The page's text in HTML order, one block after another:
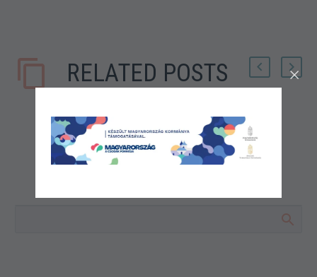
RELATED POSTS
Az egyéniségek bölcsője